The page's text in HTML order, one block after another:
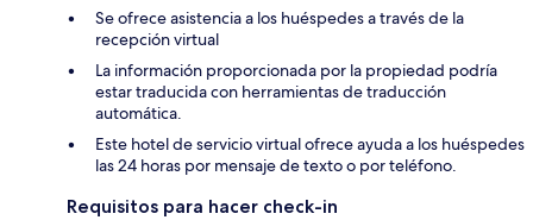
Se ofrece asistencia a los huéspedes a través de la
recepción virtual
La información proporcionada por la propiedad podría
estar traducida con herramientas de traducción
automática.
Este hotel de servicio virtual ofrece ayuda a los huéspedes
las 24 horas por mensaje de texto o por teléfono.
Requisitos para hacer check-in